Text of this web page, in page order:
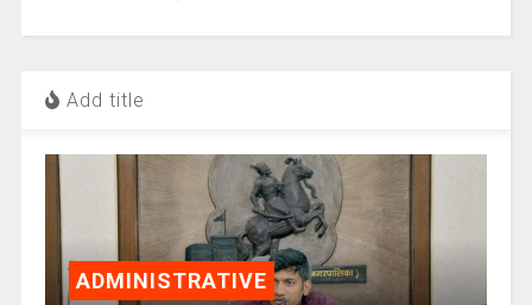
Add title
ADMINISTRATIVE